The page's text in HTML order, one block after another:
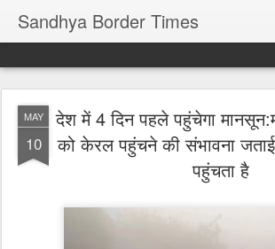
Sandhya Border Times
MAY
10
देश में 4 दिन पहले पहुंचेगा
को केरल पहुंचने की संभावना
पहुंचता है